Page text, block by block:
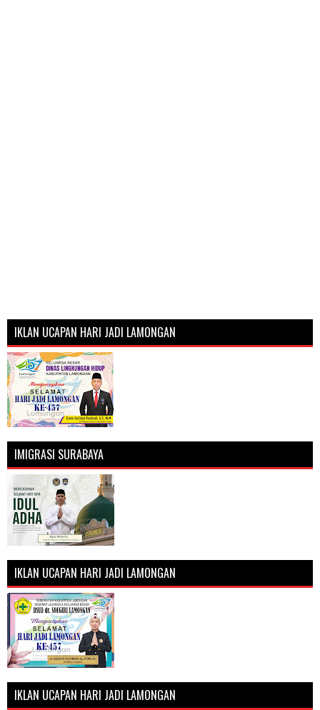
IKLAN UCAPAN HARI JADI LAMONGAN
IMIGRASI SURABAYA
IKLAN UCAPAN HARI JADI LAMONGAN
IKLAN UCAPAN HARI JADI LAMONGAN